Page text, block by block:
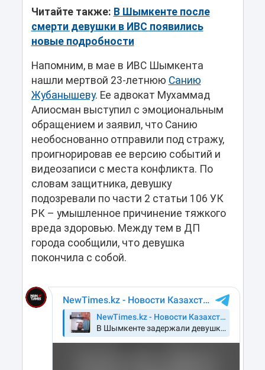
Читайте также: В Шымкенте после
смерти девушки в ИВС появились
новые подробности
Напомним, в мае в ИВС Шымкента
нашли мертвой 23-летнюю Санию
Жубанышеву. Ее адвокат Мухаммад
Алиосман выступил с эмоциональным
обращением и заявил, что Санию
необоснованно отправили под стражу,
проигнорировав ее версию событий и
видеозаписи с места конфликта. По
словам защитника, девушку
подозревали по части 2 статьи 106 УК
РК – умышленное причинение тяжкого
вреда здоровью. Между тем в ДП
города сообщили, что девушка
покончила с собой.